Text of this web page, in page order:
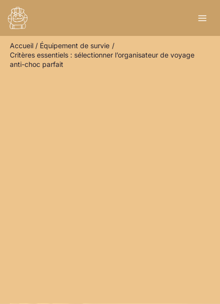
contenu
Accueil
Équipement de survie
Critères essentiels : sélectionner l’organisateur de voyage
anti-choc parfait
e
h
e